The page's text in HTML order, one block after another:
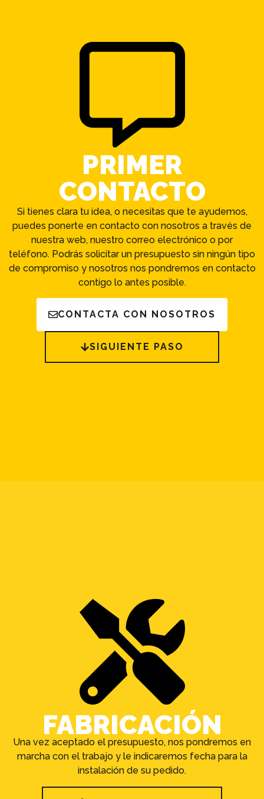
PRIMER
CONTACTO
Si tienes clara tu idea, o necesitas que te ayudemos,
puedes ponerte en contacto con nosotros a través de
nuestra web, nuestro correo electrónico o por
teléfono. Podrás solicitar un presupuesto sin ningún tipo
de compromiso y nosotros nos pondremos en contacto
contigo lo antes posible.
CONTACTA CON NOSOTROS
SIGUIENTE PASO
FABRICACIÓN
Una vez aceptado el presupuesto, nos pondremos en
marcha con el trabajo y le indicaremos fecha para la
instalación de su pedido.